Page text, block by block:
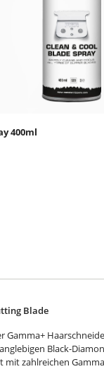
400ml
Blade
Black-
zahlreichen